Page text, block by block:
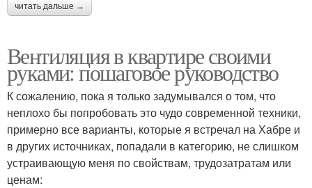
читать дальше →
Вентиляция в квартире своими
руками: пошаговое руководство
К сожалению, пока я только задумывался о том, что
неплохо бы попробовать это чудо современной техники,
примерно все варианты, которые я встречал на Хабре и
в других источниках, попадали в категорию, не слишком
устраивающую меня по свойствам, трудозатратам или
ценам: